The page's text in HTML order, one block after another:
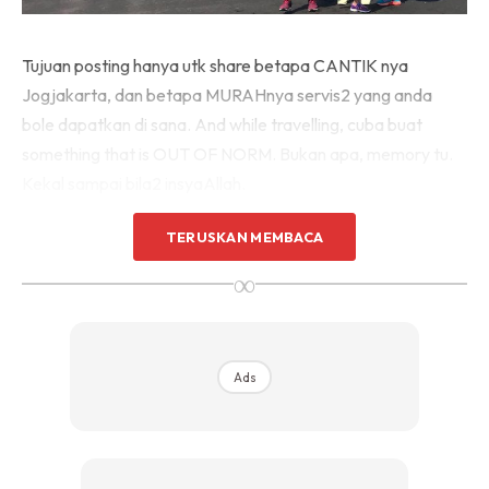
Tujuan posting hanya utk share betapa CANTIK nya
Jogjakarta, dan betapa MURAHnya servis2 yang anda
bole dapatkan di sana. And while travelling, cuba buat
Ads
TERUSKAN MEMBACA
∞
Ads